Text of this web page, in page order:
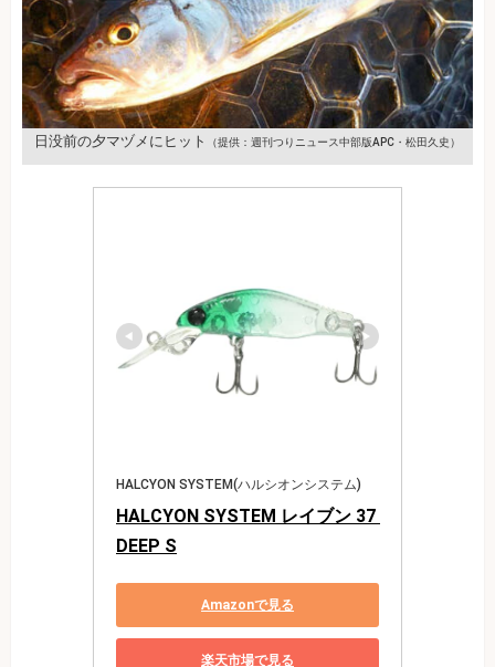
日没前の夕マヅメにヒット （提供：週刊つりニュース中部版APC・松田久史）
HALCYON SYSTEM(ハルシオンシステム)
HALCYON SYSTEM レイブン 37
DEEP S
Amazonで見る
楽天市場で見る